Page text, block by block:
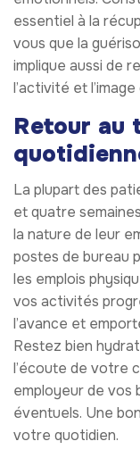
essentiel à la
vous que la
implique aussi de
l’activité et l’image
Retour au
La plupart des
et quatre
la nature de leur
postes de bureau
les emplois
vos activités
l’avance et
Restez bien
l’écoute de votre
employeur de vos
éventuels. Une
votre quotidien.